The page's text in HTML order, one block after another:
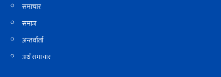
समाचार
समाज
अन्तर्वार्ता
अर्थ समाचार